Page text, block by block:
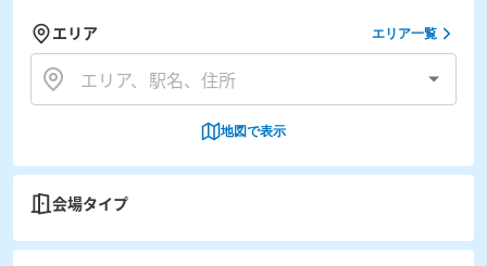
エリア エリア一覧
地図で表示
会場タイプ